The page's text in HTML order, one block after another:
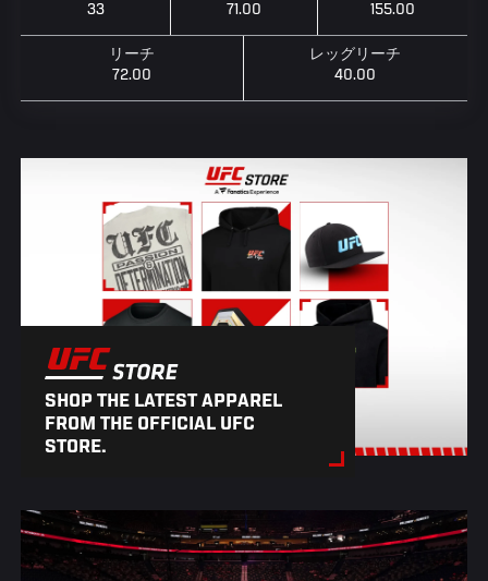
33 71.00 155.00
リーチ
72.00
レッグリーチ
40.00
SHOP THE LATEST APPAREL
FROM THE OFFICIAL UFC
STORE.